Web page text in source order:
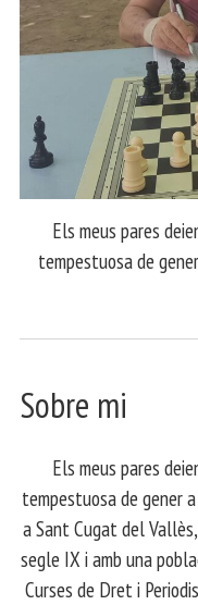
Els meus pares
tempestuosa de
Sobre mi
Els meus pares
tempestuosa de gener
a Sant Cugat del
segle IX i amb una
Curses de Dret i